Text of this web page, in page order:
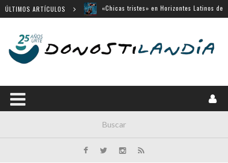
ÚLTIMOS ARTÍCULOS
«Búnker», en Sección Oficial de Venecia
14 largometrajes para «New Directors»